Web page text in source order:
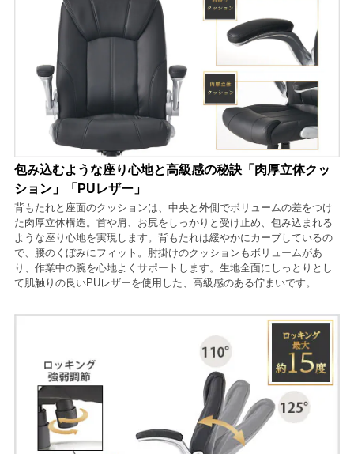
包み込むような座り心地と高級感の秘訣「肉厚立体クッ
ション」「PUレザー」
背もたれと座面のクッションは、中央と外側でボリュームの差をつけ
た肉厚立体構造。首や肩、お尻をしっかりと受け止め、包み込まれる
ような座り心地を実現します。背もたれは緩やかにカーブしているの
で、腰のくぼみにフィット。肘掛けのクッションもボリュームがあ
り、作業中の腕を心地よくサポートします。生地全面にしっとりとし
て肌触りの良いPUレザーを使用した、高級感のある佇まいです。